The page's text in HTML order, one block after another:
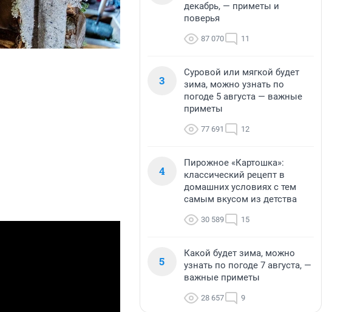
декабрь, — приметы и
поверья
87 070 11
3
Суровой или мягкой будет
зима, можно узнать по
погоде 5 августа — важные
приметы
77 691 12
4
Пирожное «Картошка»:
классический рецепт в
домашних условиях с тем
самым вкусом из детства
30 589 15
5
Какой будет зима, можно
узнать по погоде 7 августа, —
важные приметы
28 657 9